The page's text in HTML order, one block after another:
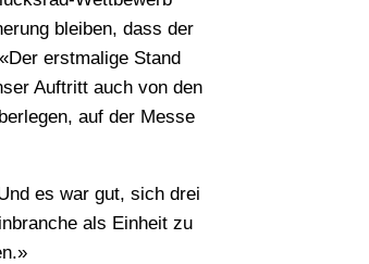
bleiben, dass der
erstmalige Stand
Auftritt auch von den
auf der Messe
es war gut, sich drei
als Einheit zu